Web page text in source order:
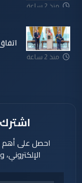
منذ 2 ساعة
منذ 2 ساعة
احصل على أهم